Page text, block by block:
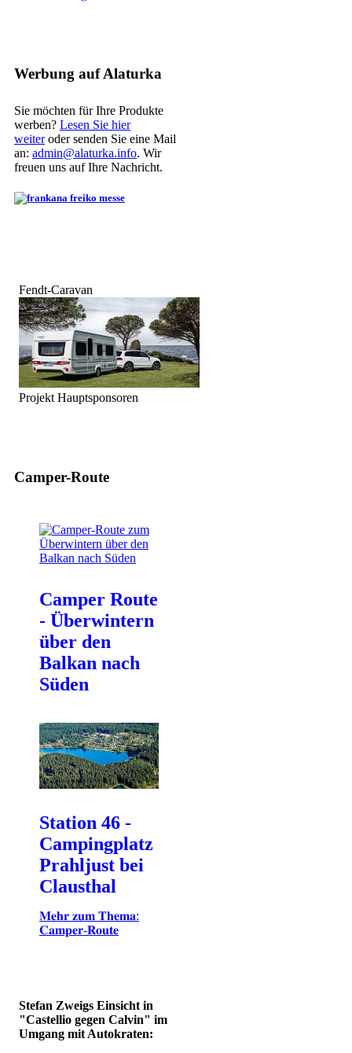
Werbung auf Alaturka
Sie möchten für Ihre Produkte
werben? Lesen Sie hier
weiteroder senden Sie eine Mail
an: admin@alaturka.info. Wir
freuen uns auf Ihre Nachricht.
Fendt-Caravan
Projekt Hauptsponsoren
Camper-Route
Camper Route
- Überwintern
über den
Balkan nach
Süden
Station 46 -
Campingplatz
Prahljust bei
Clausthal
𝐌𝐞𝐡𝐫 𝐳𝐮𝐦 𝐓𝐡𝐞𝐦𝐚:
𝐂𝐚𝐦𝐩𝐞𝐫-𝐑𝐨𝐮𝐭𝐞
Stefan Zweigs Einsicht in
"Castellio gegen Calvin" im
Umgang mit Autokraten: